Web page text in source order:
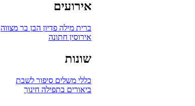
אירועים
ברית מילה פדיון הבן בר מצווה
אירוסין חתונה
שונות
כללי משלים סיפור לשבת
ביאורים בתפילה חינוך